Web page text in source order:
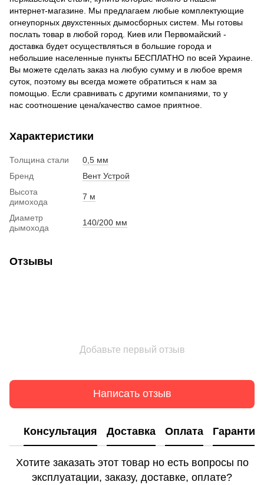
интернет-магазине. Мы предлагаем любые комплектующие
огнеупорных двухстенных дымосборных систем. Мы готовы
послать товар в любой город. Киев или Первомайский -
доставка будет осуществляться в большие города и
небольшие населенные пункты БЕСПЛАТНО по всей Украине.
Вы можете сделать заказ на любую сумму и в любое время
суток, поэтому вы всегда можете обратиться к нам за
помощью. Если сравнивать с другими компаниями, то у
нас соотношение цена/качество самое приятное.
Характеристики
Толщина стали
0,5 мм
Бренд
Вент Устрой
Высота
димохода
7 м
Диаметр
дымохода
140/200 мм
Отзывы
Добавьте первый отзыв
Написать отзыв
Консультация Доставка Оплата Гарантия
Хотите заказать этот товар но есть вопросы по
эксплуатации, заказу, доставке, оплате?